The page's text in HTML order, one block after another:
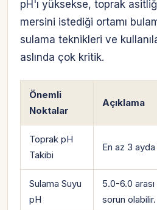
pH'ı yüksekse, toprak
mersini istediği ortamı
sulama teknikleri ve
aslında çok kritik.
Önemli
Noktalar
Açıklama
Toprak pH
Takibi
En az 3 ayda
Sulama Suyu
pH
5.0-6.0
sorun olabilir.